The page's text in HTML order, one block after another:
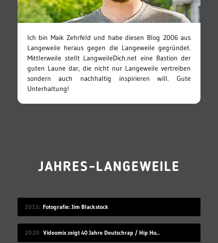
Ich bin Maik Zehrfeld und habe diesen Blog 2006 aus
Langeweile heraus gegen die Langeweile gegründet.
Mittlerweile stellt LangweileDich.net eine Bastion der
guten Laune dar, die nicht nur Langeweile vertreiben
sondern auch nachhaltig inspirieren will. Gute
Unterhaltung!
JAHRES-LANGEWEILE
2013 Fotografie: Jim Blackstock
2020 Videomix zeigt 40 Jahre Deutschrap / Hip Hop in 7:30 Minuten